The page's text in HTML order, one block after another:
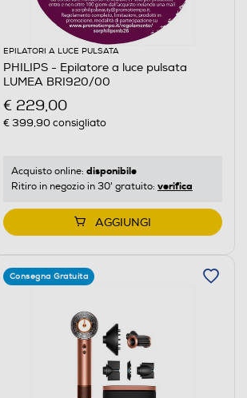
EPILATORI A LUCE PULSATA
PHILIPS - Epilatore a luce pulsata
LUMEA BRI920/00
€ 229,00
€ 399,90consigliato
Acquisto online: disponibile
Ritiro in negozio in 30' gratuito: verifica
AGGIUNGI
Consegna Gratuita